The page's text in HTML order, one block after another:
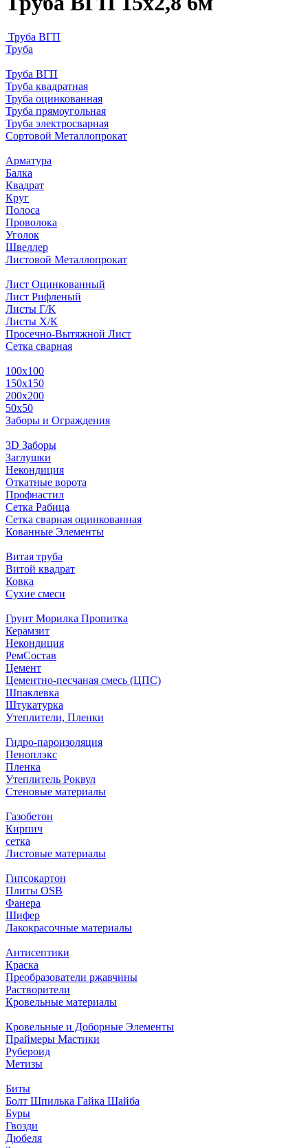
Труба ВГП
Труба
Труба ВГП
Труба квадратная
Труба оцинкованная
Труба прямоугольная
Труба электросварная
Сортовой Металлопрокат
Арматура
Балка
Квадрат
Круг
Полоса
Проволока
Уголок
Швеллер
Листовой Металлопрокат
Лист Оцинкованный
Лист Рифленый
Листы Г/К
Листы Х/К
Просечно-Вытяжной Лист
Сетка сварная
100х100
150х150
200х200
50х50
Заборы и Ограждения
3D Заборы
Заглушки
Некондиция
Откатные ворота
Профнастил
Сетка Рабица
Сетка сварная оцинкованная
Кованные Элементы
Витая труба
Витой квадрат
Ковка
Сухие смеси
Грунт Морилка Пропитка
Керамзит
Некондиция
РемСостав
Цемент
Цементно-песчаная смесь (ЦПС)
Шпаклевка
Штукатурка
Утеплители, Пленки
Гидро-пароизоляция
Пеноплэкс
Пленка
Утеплитель Роквул
Стеновые материалы
Газобетон
Кирпич
сетка
Листовые материалы
Гипсокартон
Плиты ОSB
Фанера
Шифер
Лакокрасочные материалы
Антисептики
Краска
Преобразователи ржавчины
Растворители
Кровельные материалы
Кровельные и Доборные Элементы
Праймеры Мастики
Рубероид
Метизы
Биты
Болт Шпилька Гайка Шайба
Буры
Гвозди
Дюбеля